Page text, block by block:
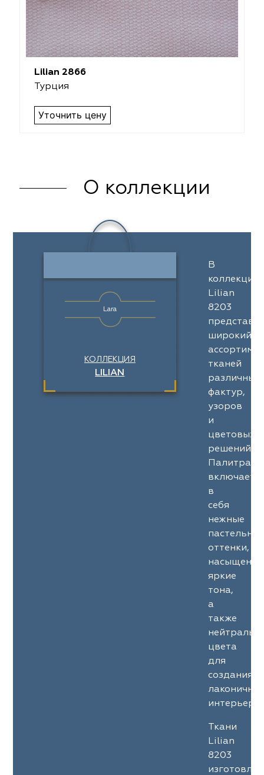
Lilian 2866
Турция
Уточнить цену
О коллекции
Lara
КОЛЛЕКЦИЯ
LILIAN
В
коллекции
Lilian
8203
широкий
тканей
различных
фактур,
узоров
и
цветовых
решений.
Палитра
включает
в
себя
нежные
оттенки,
яркие
тона,
а
также
цвета
для
создания
Ткани
Lilian
8203